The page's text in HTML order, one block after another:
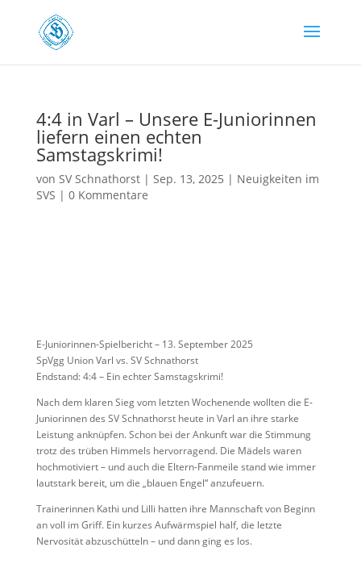
4:4 in Varl – Unsere E-Juniorinnen
liefern einen echten
Samstagskrimi!
von SV Schnathorst| Sep. 13, 2025 | Neuigkeiten im
SVS | 0 Kommentare
E-Juniorinnen-Spielbericht – 13. September 2025
SpVgg Union Varl vs. SV Schnathorst
Endstand: 4:4 – Ein echter Samstagskrimi!
Nach dem klaren Sieg vom letzten Wochenende wollten die E-
Juniorinnen des SV Schnathorst heute in Varl an ihre starke
Leistung anknüpfen. Schon bei der Ankunft war die Stimmung
trotz des trüben Himmels hervorragend. Die Mädels waren
hochmotiviert – und auch die Eltern-Fanmeile stand wie immer
lautstark bereit, um die „blauen Engel“ anzufeuern.
Trainerinnen Kathi und Lilli hatten ihre Mannschaft von Beginn
an voll im Griff. Ein kurzes Aufwärmspiel half, die letzte
Nervosität abzuschütteln – und dann ging es los.